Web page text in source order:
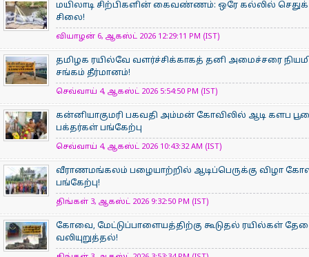
மயிலாடி சிற்பிகளின் கைவண்ணம்: ஒரே கல்லில்
சிலை!
வியாழன் 6, ஆகஸ்ட் 2026 12:29:11 PM (IST)
தமிழக ரயில்வே வளர்ச்சிக்காகத் தனி அமைச்சரை
சங்கம் தீர்மானம்!
செவ்வாய் 4, ஆகஸ்ட் 2026 5:54:50 PM (IST)
கன்னியாகுமரி பகவதி அம்மன் கோவிலில் ஆடி களப
பக்தர்கள் பங்கேற்பு
செவ்வாய் 4, ஆகஸ்ட் 2026 10:43:32 AM (IST)
வீராணமங்கலம் பழையாற்றில் ஆடிப்பெருக்கு விழா
பங்கேற்பு!
திங்கள் 3, ஆகஸ்ட் 2026 9:32:50 PM (IST)
கோவை, மேட்டுப்பாளையத்திற்கு கூடுதல் ரயில்கள்
வலியுறுத்தல்!